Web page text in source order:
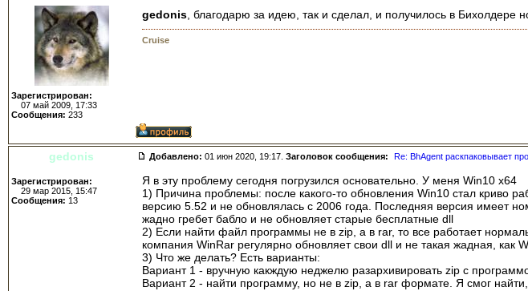
Зарегистрирован:
07 май 2009, 17:33
Сообщения: 233
gedonis , благодарю за идею, так и сделал, и получилось в Бихолдере
Cruise
gedonis Добавлено: 01 июн 2020, 19:17. Заголовок сообщения: Re: BhAgent раскпаковывает
Зарегистрирован:
29 мар 2015, 15:47
Сообщения: 13
Я в эту проблему сегодня погрузился основательно. У меня Win10 x64
1) Причина проблемы: после какого-то обновления Win10 стал криво
версию 5.52 и не обновлялась с 2006 года. Последняя версия имеет
жадно гребет бабло и не обновляет старые бесплатные dll
2) Если найти файл программы не в zip, а в rar, то все работает
компания WinRar регулярно обновляет свои dll и не такая жадная, как
3) Что же делать? Есть варианты:
Вариант 1 - вручную какждую неджелю разархивировать zip с
Вариант 2 - найти программу, но не в zip, а в rar формате. Я смог